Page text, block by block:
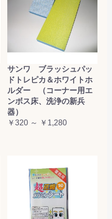
サンワ ブラッシュパッ
ドトレピカ＆ホワイトホ
ルダー （コーナー用エ
ンボス床、洗浄の新兵
器）
￥320 ～ ￥1,280